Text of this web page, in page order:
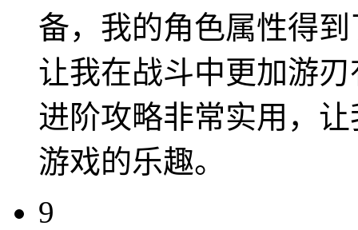
备，我的角色属性得
让我在战斗中更加游
进阶攻略非常实用，
游戏的乐趣。
9